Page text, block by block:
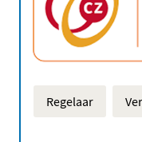
Regelaar